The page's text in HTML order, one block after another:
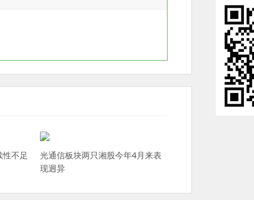
不足
光通信板块两只湘股今年4月来表
现迥异